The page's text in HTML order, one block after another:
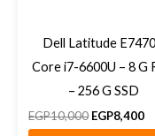
Dell Latitude
Core i7-6600U – 8 G
– 256 G SSD
EGP10,000 EGP8,400